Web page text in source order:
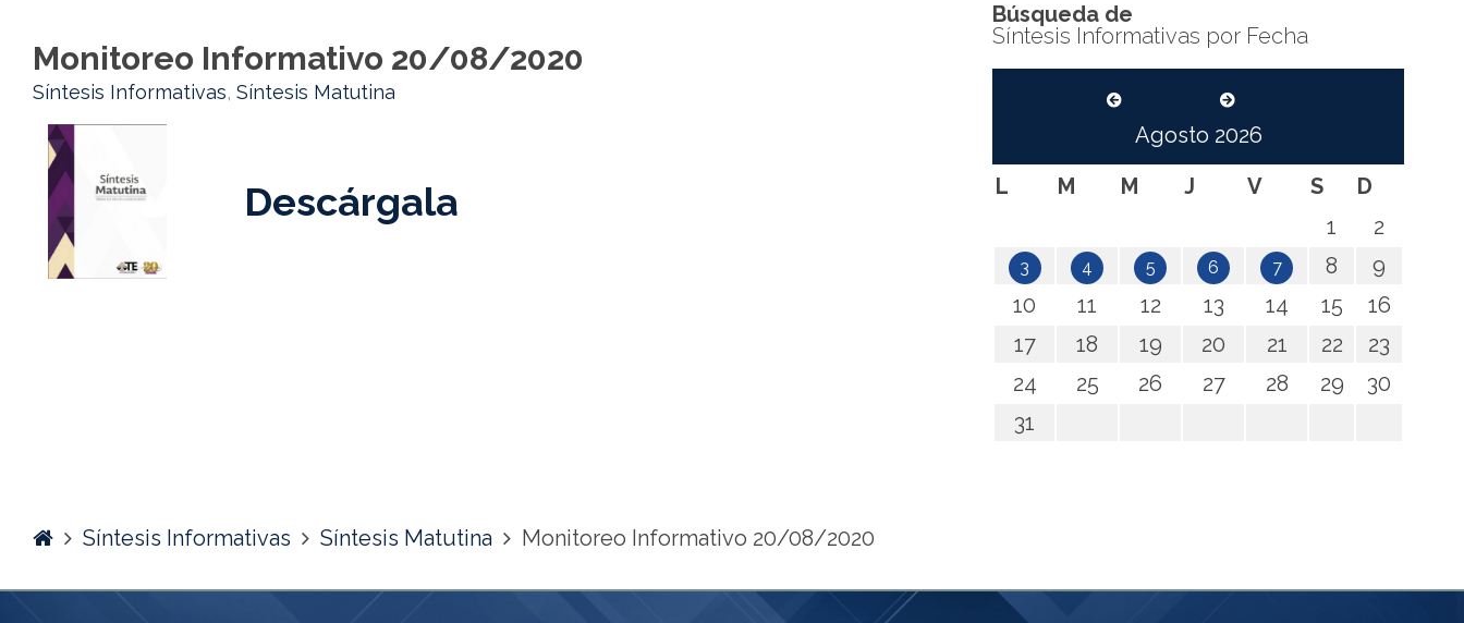
Monitoreo Informativo 20/08/2020
Síntesis Informativas, Síntesis Matutina
Descárgala
Búsqueda de
Síntesis Informativas por Fecha
Agosto 2026
L
M M J V S
D
1
2
3 4 5 6 7 8
9
10
11 12 13 14 15
16
17
18 19 20 21 22
23
24
25 26 27 28 29
30
31
HomeSíntesis Informativas Síntesis Matutina Monitoreo Informativo 20/08/2020